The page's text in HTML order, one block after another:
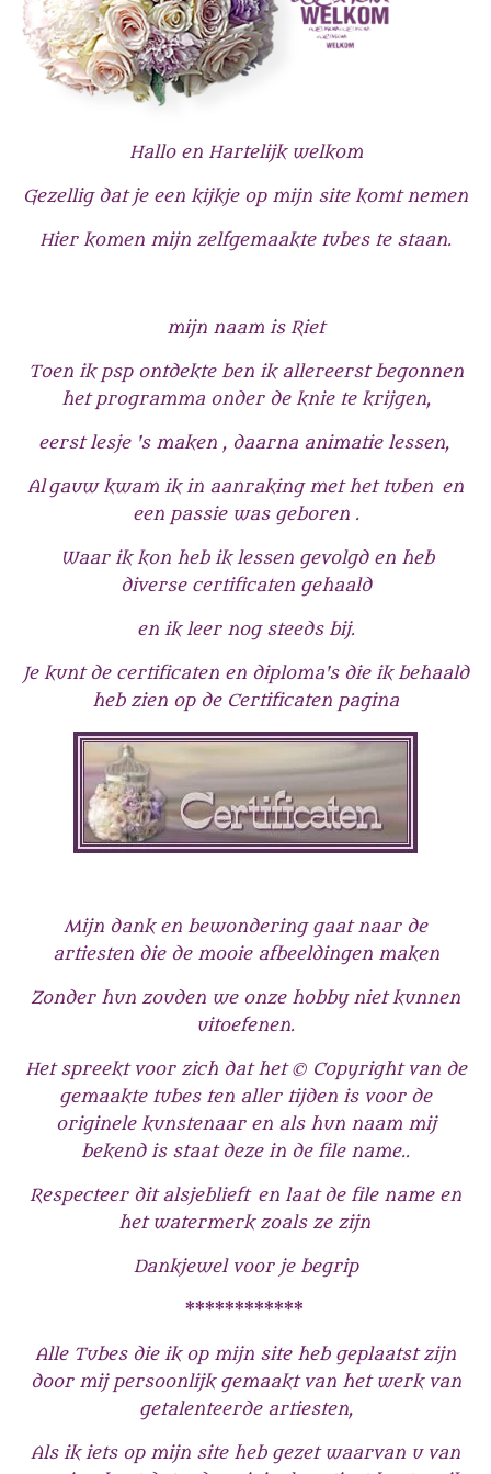
Hallo en Hartelijk welkom
Gezellig dat je een kijkje op mijn site komt nemen
Hier komen mijn zelfgemaakte tubes te staan.
mijn naam is Riet
Toen ik psp ontdekte ben ik allereerst begonnen
het programma onder de knie te krijgen,
eerst lesje 's maken , daarna animatie lessen,
Al gauw kwam ik in aanraking met het tuben en
een passie was geboren .
Waar ik kon heb ik lessen gevolgd en heb
diverse certificaten gehaald
en ik leer nog steeds bij.
Je kunt de certificaten en diploma's die ik behaald
heb zien op de Certificaten pagina
Mijn dank en bewondering gaat naar de
artiesten die de mooie afbeeldingen maken
Zonder hun zouden we onze hobby niet kunnen
uitoefenen.
Het spreekt voor zich dat het © Copyright van de
gemaakte tubes ten aller tijden is voor de
originele kunstenaar en als hun naam mij
bekend is staat deze in de file name..
Respecteer dit alsjeblieft en laat de file name en
het watermerk zoals ze zijn
Dankjewel voor je begrip
************
Alle Tubes die ik op mijn site heb geplaatst zijn
door mij persoonlijk gemaakt van het werk van
getalenteerde artiesten,
Als ik iets op mijn site heb gezet waarvan u van